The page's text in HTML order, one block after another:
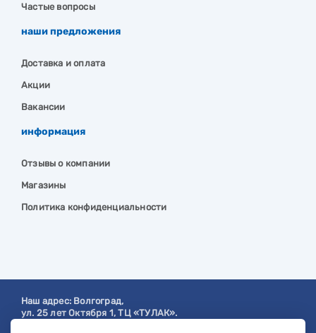
Частые вопросы
наши предложения
Доставка и оплата
Акции
Вакансии
информация
Отзывы о компании
Магазины
Политика конфиденциальности
Наш адрес: Волгоград,
ул. 25 лет Октября 1, ТЦ «ТУЛАК».